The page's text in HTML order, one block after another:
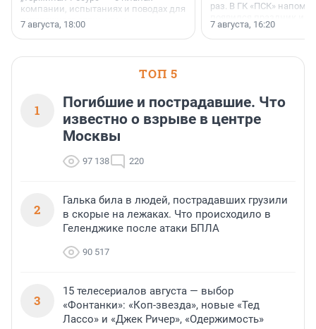
компании, испытаниях и поводах для
осторожного оптимизма.
7 августа, 18:00
раз. В ГК «ПСК»
поменялась роль
7 августа, 16:20
ТОП 5
1
Погибшие и пострадавшие. Что
известно о взрыве в центре
Москвы
97 138 220
2
Галька била в людей, пострадавших грузили
в скорые на лежаках. Что происходило в
Геленджике после атаки БПЛА
90 517
3
15 телесериалов августа — выбор
«Фонтанки»: «Коп-звезда», новые «Тед
Лассо» и «Джек Ричер», «Одержимость»